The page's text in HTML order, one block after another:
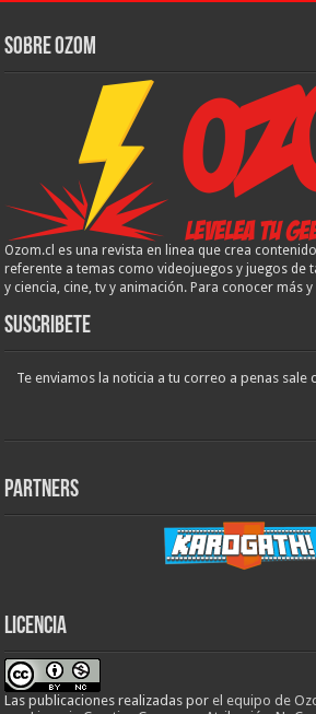
Sobre Ozom
Ozom.cl es una revista en linea que crea
referente a temas como videojuegos y juegos de
y ciencia, cine, tv y animación. Para conocer más
Suscribete
Te enviamos la noticia a tu correo a penas sale
Partners
Licencia
Las publicaciones realizadas por el equipo de